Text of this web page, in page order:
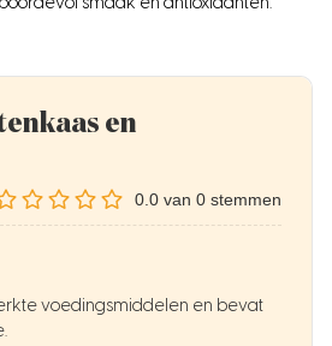
en
0.0 van0 stemmen
voedingsmiddelen en bevat